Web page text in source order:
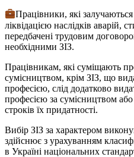
Працівники, які
ліквідацією наслідків аварій,
передбачені трудовим
необхідними ЗІЗ.
Працівникам, які суміщають
сумісництвом, крім ЗІЗ, що
професією, слід додатково
професією за сумісництвом
строків їх придатності.
Вибір ЗІЗ за характером
здійснює з урахуванням
в Україні національних